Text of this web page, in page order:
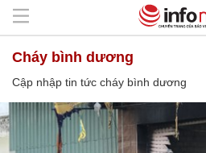
cháy bình dương
Cập nhập tin tức cháy bình dương